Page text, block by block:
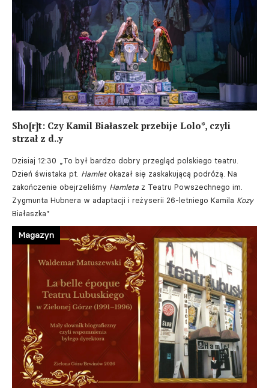
Sho[r]t: Czy Kamil Białaszek przebije Lolo*, czyli
strzał z d..y
Dzisiaj 12:30
„To był bardzo dobry przegląd polskiego teatru.
Dzień świstaka pt. Hamletokazał się zaskakującą podróżą. Na
zakończenie obejrzeliśmy Hamleta z Teatru Powszechnego im.
Zygmunta Hubnera w adaptacji i reżyserii 26-letniego Kamila Kozy
Białaszka”
Magazyn